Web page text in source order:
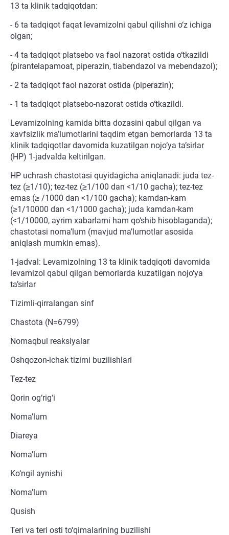
13 ta klinik tadqiqotdan:
- 6 ta tadqiqot faqat levamizolni qabul qilishni o‘z ichiga
olgan;
- 4 ta tadqiqot platsebo va faol nazorat ostida o‘tkazildi
(pirantelapamoat, piperazin, tiabendazol va mebendazol);
- 2 ta tadqiqot faol nazorat ostida (piperazin);
- 1 ta tadqiqot platsebo-nazorat ostida o‘tkazildi.
Levamizolning kamida bitta dozasini qabul qilgan va
xavfsizlik ma’lumotlarini taqdim etgan bemorlarda 13 ta
klinik tadqiqotlar davomida kuzatilgan nojo‘ya ta’sirlar
(HP) 1-jadvalda keltirilgan.
HP uchrash chastotasi quyidagicha aniqlanadi: juda tez-
tez (≥1/10); tez-tez (≥1/100 dan <1/10 gacha); tez-tez
emas (≥ /1000 dan <1/100 gacha); kamdan-kam
(≥1/10000 dan <1/1000 gacha); juda kamdan-kam
(<1/10000, ayrim xabarlarni ham qo‘shib hisoblaganda);
chastotasi noma’lum (mavjud ma’lumotlar asosida
aniqlash mumkin emas).
1-jadval: Levamizolning 13 ta klinik tadqiqoti davomida
levamizol qabul qilgan bemorlarda kuzatilgan nojo‘ya
ta’sirlar
Tizimli-qirralangan sinf
Chastota (N=6799)
Nomaqbul reaksiyalar
Oshqozon-ichak tizimi buzilishlari
Tez-tez
Qorin og‘rig‘i
Noma’lum
Diareya
Noma’lum
Ko‘ngil aynishi
Noma’lum
Qusish
Teri va teri osti to‘qimalarining buzilishi